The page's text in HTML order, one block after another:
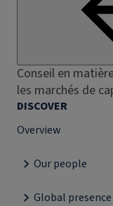
Conseil en
les marchés de
DISCOVER
Overview
Our people
Global presence